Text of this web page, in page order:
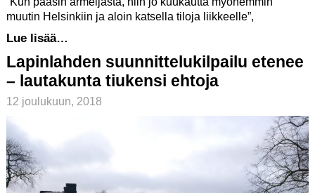
muutin Helsinkiin ja aloin katsella tiloja liikkeelle”,
Lue lisää…
Lapinlahden suunnittelukilpailu etenee
– lautakunta tiukensi ehtoja
12 joulukuun, 2018